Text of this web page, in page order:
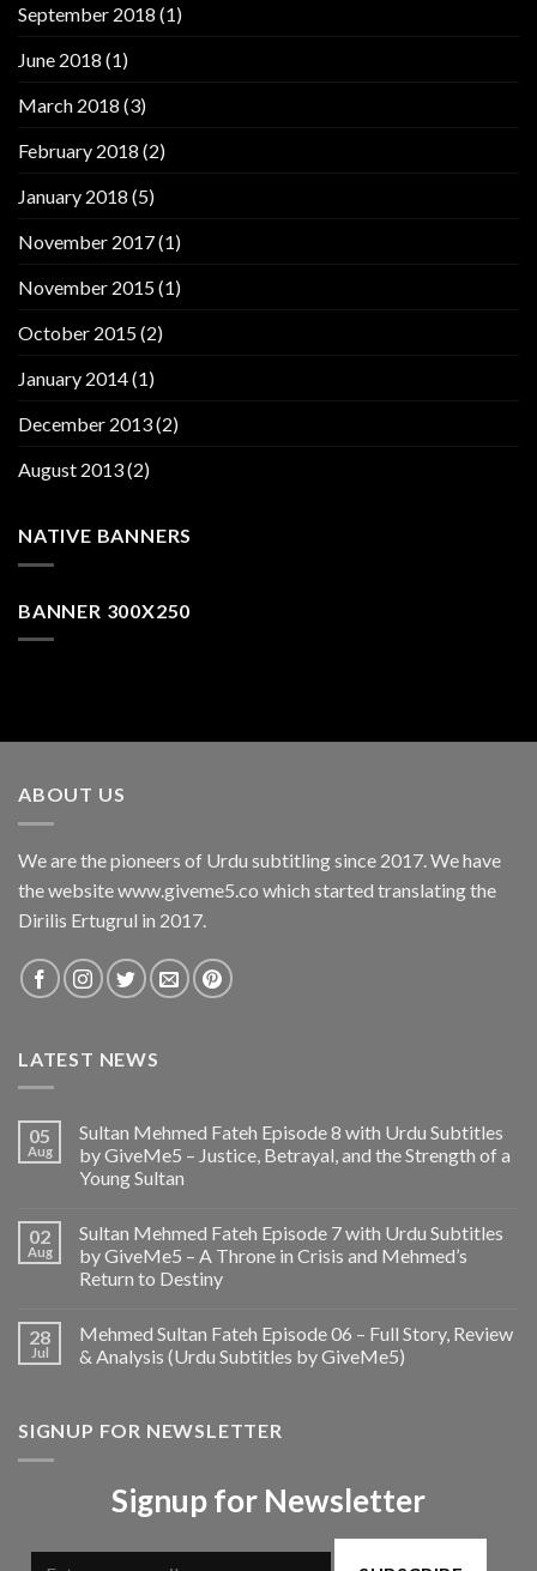
September 2018 (1)
June 2018 (1)
March 2018 (3)
February 2018 (2)
January 2018 (5)
November 2017(1)
November 2015(1)
October 2015(2)
January 2014(1)
December 2013(2)
August 2013(2)
NATIVE BANNERS
BANNER 300X250
ABOUT US
We are the pioneers of Urdu subtitling since 2017. We have
the website www.giveme5.co which started translating the
Dirilis Ertugrul in 2017.
LATEST NEWS
05
Aug
Sultan Mehmed Fateh Episode 8 with Urdu Subtitles
by GiveMe5 – Justice, Betrayal, and the Strength of a
Young Sultan
02
Aug
Sultan Mehmed Fateh Episode 7 with Urdu Subtitles
by GiveMe5 – A Throne in Crisis and Mehmed’s
Return to Destiny
28
Jul
Mehmed Sultan Fateh Episode 06 – Full Story, Review
& Analysis (Urdu Subtitles by GiveMe5)
SIGNUP FOR NEWSLETTER
Signup for Newsletter